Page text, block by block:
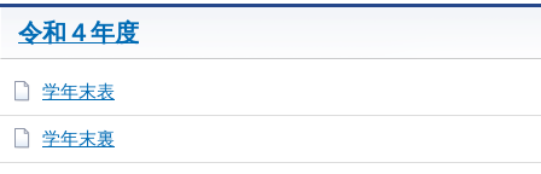
令和４年度
学年末表
学年末裏